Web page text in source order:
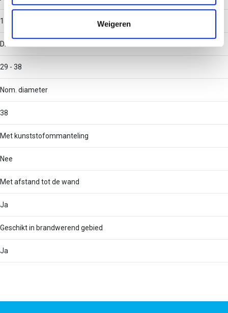
verzameld op basis van uw gebruik van hun services.
Weigeren
1
Diameter
29 - 38
Nom. diameter
38
Met kunststofommanteling
Nee
Met afstand tot de wand
Ja
Geschikt in brandwerend gebied
Ja